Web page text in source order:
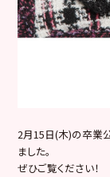
2月15日(木)の卒業
ました。
ぜひご覧ください！